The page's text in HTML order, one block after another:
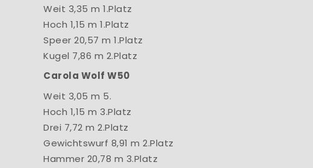
Weit 3,35 m 1.Platz
Hoch 1,15 m 1.Platz
Speer 20,57 m 1.Platz
Kugel 7,86 m 2.Platz
Carola Wolf W50
Weit 3,05 m 5.
Hoch 1,15 m 3.Platz
Drei 7,72 m 2.Platz
Gewichtswurf 8,91 m 2.Platz
Hammer 20,78 m 3.Platz